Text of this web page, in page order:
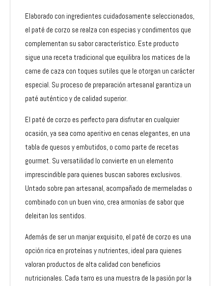
Elaborado con ingredientes cuidadosamente seleccionados,
el paté de corzo se realza con especias y condimentos que
complementan su sabor característico. Este producto
sigue una receta tradicional que equilibra los matices de la
carne de caza con toques sutiles que le otorgan un carácter
especial. Su proceso de preparación artesanal garantiza un
paté auténtico y de calidad superior.
El paté de corzo es perfecto para disfrutar en cualquier
ocasión, ya sea como aperitivo en cenas elegantes, en una
tabla de quesos y embutidos, o como parte de recetas
gourmet. Su versatilidad lo convierte en un elemento
imprescindible para quienes buscan sabores exclusivos.
Untado sobre pan artesanal, acompañado de mermeladas o
combinado con un buen vino, crea armonías de sabor que
deleitan los sentidos.
Además de ser un manjar exquisito, el paté de corzo es una
opción rica en proteínas y nutrientes, ideal para quienes
valoran productos de alta calidad con beneficios
nutricionales. Cada tarro es una muestra de la pasión por la